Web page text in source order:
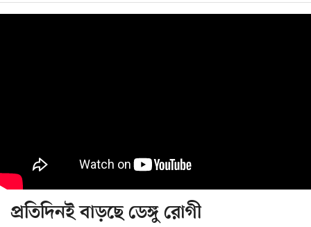
প্রতিদিনই বাড়ছে ডেঙ্গু রোগী